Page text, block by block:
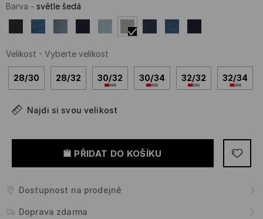
Barva - světle šedá
Velikost - Vyberte velikost
28/30 28/32 30/32 30/34 32/32 32/34
Najdi si svou velikost
PŘIDAT DO KOŠÍKU
Dostupnost na prodejně
Doprava zdarma